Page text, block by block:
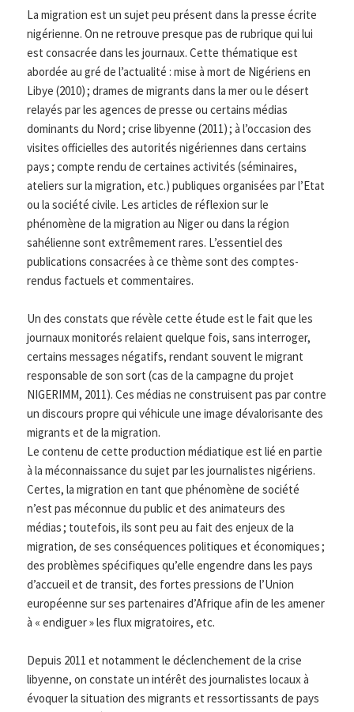
La migration est un sujet peu présent dans la presse écrite
nigérienne. On ne retrouve presque pas de rubrique qui lui
est consacrée dans les journaux. Cette thématique est
abordée au gré de l’actualité : mise à mort de Nigériens en
Libye (2010) ; drames de migrants dans la mer ou le désert
relayés par les agences de presse ou certains médias
dominants du Nord ; crise libyenne (2011) ; à l’occasion des
visites officielles des autorités nigériennes dans certains
pays ; compte rendu de certaines activités (séminaires,
ateliers sur la migration, etc.) publiques organisées par l’Etat
ou la société civile. Les articles de réflexion sur le
phénomène de la migration au Niger ou dans la région
sahélienne sont extrêmement rares. L’essentiel des
publications consacrées à ce thème sont des comptes-
rendus factuels et commentaires.
Un des constats que révèle cette étude est le fait que les
journaux monitorés relaient quelque fois, sans interroger,
certains messages négatifs, rendant souvent le migrant
responsable de son sort (cas de la campagne du projet
NIGERIMM, 2011). Ces médias ne construisent pas par contre
un discours propre qui véhicule une image dévalorisante des
migrants et de la migration.
Le contenu de cette production médiatique est lié en partie
à la méconnaissance du sujet par les journalistes nigériens.
Certes, la migration en tant que phénomène de société
n’est pas méconnue du public et des animateurs des
médias ; toutefois, ils sont peu au fait des enjeux de la
migration, de ses conséquences politiques et économiques ;
des problèmes spécifiques qu’elle engendre dans les pays
d’accueil et de transit, des fortes pressions de l’Union
européenne sur ses partenaires d’Afrique afin de les amener
à « endiguer » les flux migratoires, etc.
Depuis 2011 et notamment le déclenchement de la crise
libyenne, on constate un intérêt des journalistes locaux à
évoquer la situation des migrants et ressortissants de pays